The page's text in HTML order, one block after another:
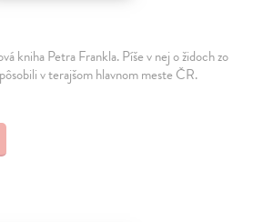
kniha Petra Frankla. Píše v nej o židoch zo
v terajšom hlavnom meste ČR.